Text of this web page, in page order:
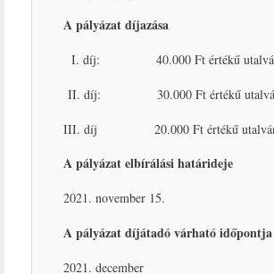
A pályázat díjazása
I. díj: 40.000 Ft értékű
II. díj: 30.000 Ft értékű
III. díj 20.000 Ft értékű
A pályázat elbírálási határideje
2021. november 15.
A pályázat díjátadó várható időpontja
2021. december